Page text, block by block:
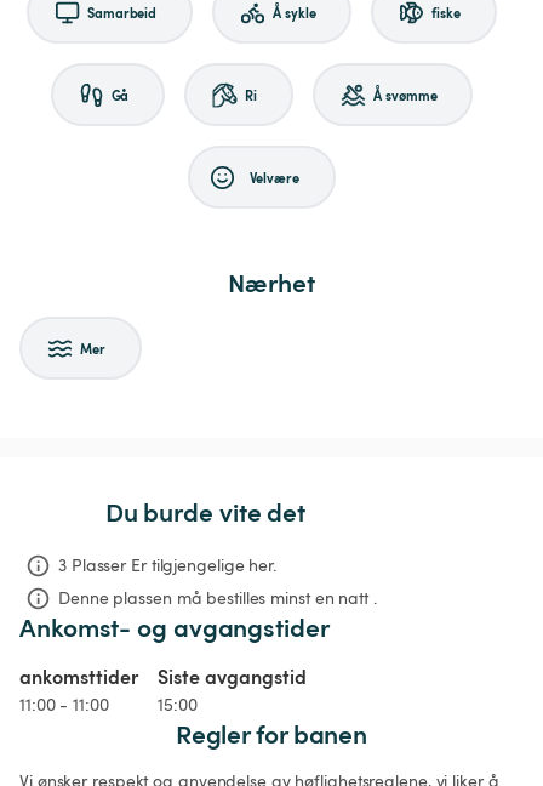
Samarbeid Å sykle fiske
Gå Ri Å svømme
Velvære
Nærhet
Mer
Du burde vite det
3 Plasser Er tilgjengelige her.
Denne plassen må bestilles minst en natt .
Ankomst- og avgangstider
ankomsttider
11:00 - 11:00
Siste avgangstid
15:00
Regler for banen
Vi ønsker respekt og anvendelse av høflighetsreglene, vi liker å